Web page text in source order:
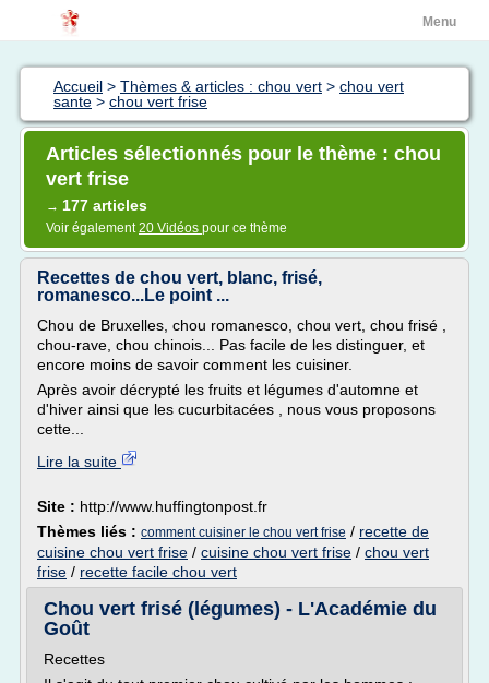
Menu
Accueil > Thèmes & articles : chou vert > chou vert
sante > chou vert frise
Articles sélectionnés pour le thème : chou
vert frise
→ 177 articles
Voir également20 Vidéos pour ce thème
Recettes de chou vert, blanc, frisé,
romanesco...Le point ...
Chou de Bruxelles, chou romanesco, chou vert, chou frisé ,
chou-rave, chou chinois... Pas facile de les distinguer, et
encore moins de savoir comment les cuisiner.
Après avoir décrypté les fruits et légumes d'automne et
d'hiver ainsi que les cucurbitacées , nous vous proposons
cette...
Lire la suite
Site : http://www.huffingtonpost.fr
Thèmes liés : comment cuisiner le chou vert frise / recette de
cuisine chou vert frise / cuisine chou vert frise / chou vert
frise / recette facile chou vert
Chou vert frisé (légumes) - L'Académie du
Goût
Recettes